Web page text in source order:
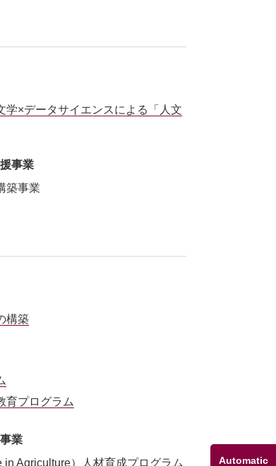
Automatic
学×データサイエンスによる「人文
事業
築事業
構築
育プログラム
業
Agriculture）人材育成プログラム